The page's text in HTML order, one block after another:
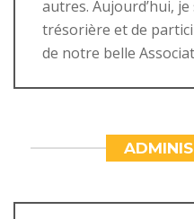
autres. Aujourd’hui,
trésorière et de
de notre belle